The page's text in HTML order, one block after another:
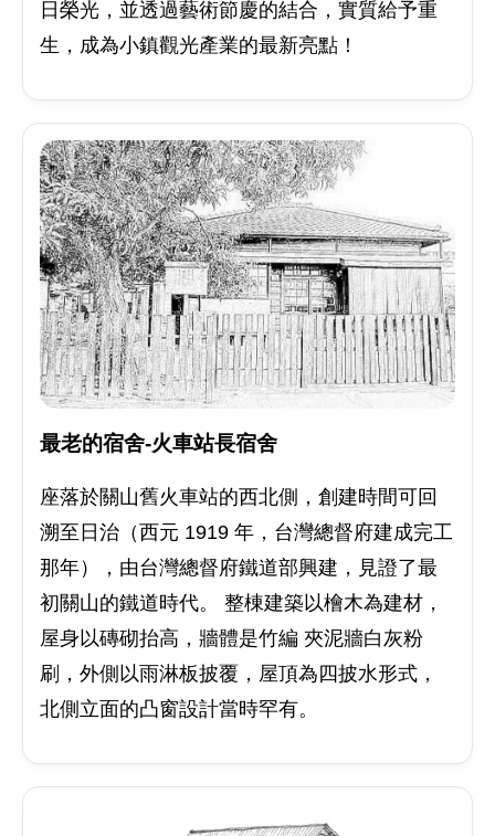
日榮光，並透過藝術節慶的結合，實質給予重
生，成為小鎮觀光產業的最新亮點！
最老的宿舍-火車站長宿舍
座落於關山舊火車站的西北側，創建時間可回
溯至日治（西元 1919 年，台灣總督府建成完工
那年），由台灣總督府鐵道部興建，見證了最
初關山的鐵道時代。 整棟建築以檜木為建材，
屋身以磚砌抬高，牆體是竹編 夾泥牆白灰粉
刷，外側以雨淋板披覆，屋頂為四披水形式，
北側立面的凸窗設計當時罕有。